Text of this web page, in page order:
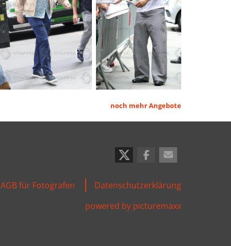
noch mehr Angebote
AGB für Fotografen
Datenschutzerklärung
powered by picturemaxx